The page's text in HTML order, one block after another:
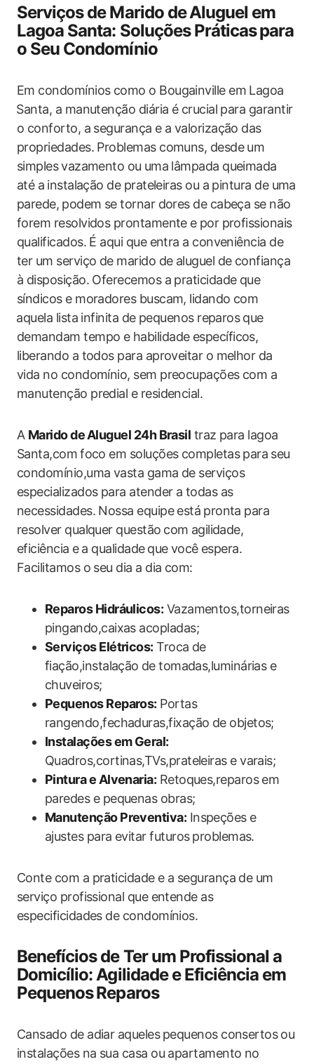
Serviços de Marido‌ de ⁢Aluguel em
Lagoa Santa: Soluções Práticas ⁣para
o Seu Condomínio
Em condomínios como ​o ​Bougainville em Lagoa
⁢Santa, a manutenção diária é crucial para garantir
o conforto, a segurança e a valorização das⁢
propriedades. Problemas comuns, desde um‍
simples⁤ vazamento ou ⁤uma ‌lâmpada queimada
até a⁤ instalação de prateleiras ou‌ a ​pintura de uma
​parede, ⁢podem se tornar dores de cabeça se não
forem resolvidos prontamente‍ e ⁣por profissionais
qualificados. É aqui que entra a conveniência de
ter um serviço de marido de aluguel de confiança
à disposição. Oferecemos a praticidade‍ que
síndicos e moradores buscam, lidando com
⁢aquela lista infinita de pequenos reparos⁢ que
demandam tempo e habilidade específicos,
liberando ‌a todos para aproveitar o melhor da
vida no condomínio, ​sem preocupações com a
manutenção predial e residencial.
A Marido de ⁤Aluguel 24h Brasil traz para lagoa
Santa,com⁣ foco em soluções completas para ⁣seu
condomínio,uma vasta gama de serviços
especializados para atender a todas as
necessidades. Nossa ‍equipe está ⁢pronta para
resolver qualquer questão⁤ com⁢ agilidade,
eficiência ⁤e a qualidade ⁤que ⁣você espera.
Facilitamos o seu ‍dia a dia com:
Reparos Hidráulicos: Vazamentos,torneiras
pingando,caixas acopladas;
Serviços Elétricos: Troca de
fiação,instalação⁢ de tomadas,luminárias e⁣
chuveiros;
Pequenos Reparos: Portas
rangendo,fechaduras,fixação ‍de objetos;
Instalações em Geral:
Quadros,cortinas,TVs,prateleiras e‌ varais;
Pintura e Alvenaria: Retoques,reparos em
paredes e pequenas obras;
Manutenção Preventiva: Inspeções e
ajustes para evitar​ futuros ⁢problemas.
Conte com a praticidade e a segurança de um⁢
serviço profissional que entende as⁤
especificidades de‍ condomínios.
Benefícios de ​Ter um Profissional a
Domicílio: Agilidade e Eficiência em
Pequenos ⁣Reparos
Cansado de adiar aqueles⁤ pequenos consertos ⁤ou
instalações na sua casa ou apartamento no